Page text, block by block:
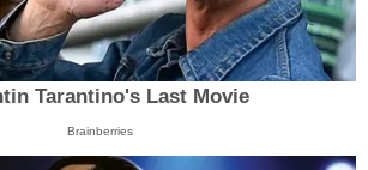
Tarantino's Last Movie
Brainberries